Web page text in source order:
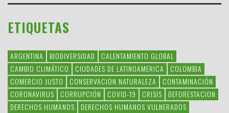
ETIQUETAS
ARGENTINA BIODIVERSIDAD
CALENTAMIENTO GLOBAL
CAMBIO CLIMÁTICO
CIUDADES DE LATINOAMERICA
COLOMBIA
COMERCIO JUSTO
CONSERVACION NATURALEZA
CONTAMINACIÓN
CORONAVIRUS
CORRUPCIÓN COVID-19 CRISIS
DEFORESTACION
DERECHOS HUMANOS
DERECHOS HUMANOS VULNERADOS